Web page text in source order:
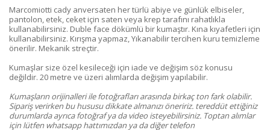
Marcomiotti cady anversaten her türlü abiye ve günlük elbiseler,
pantolon, etek, ceket için saten veya krep tarafını rahatlıkla
kullanabilirsiniz. Duble face dökümlü bir kumaştır. Kına kıyafetleri için
kullanabilirsiniz. Kırışma yapmaz, Yıkanabilir tercihen kuru temizleme
önerilir. Mekanik streçtir.
Kumaşlar size özel kesileceği için iade ve değişim söz konusu
değildir. 20 metre ve üzeri alımlarda değişim yapılabilir.
Kumaşların orijinalleri ile fotoğrafları arasında birkaç ton fark olabilir.
Sipariş verirken bu hususu dikkate almanızı öneririz. tereddüt ettiğiniz
durumlarda ayrıca fotoğraf ya da video isteyebilirsiniz. Toptan alımlar
için lütfen whatsapp hattımızdan ya da diğer telefon